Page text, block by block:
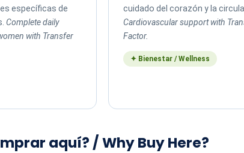
específicas de
Complete daily
with Transfer
cuidado del corazón y la
Cardiovascular support with
Factor.
✦ Bienestar / Wellness
aquí? / Why Buy Here?